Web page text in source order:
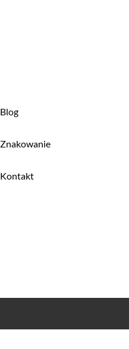
Blog
Znakowanie
Kontakt